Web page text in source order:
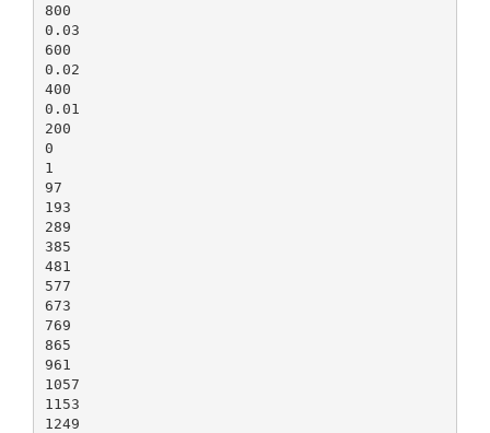
800
0.03
600
0.02
400
0.01
200
0
1
97
193
289
385
481
577
673
769
865
961
1057
1153
1249